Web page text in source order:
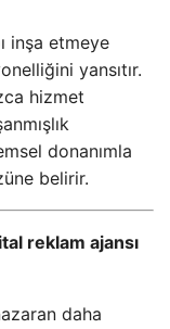
inşa etmeye
yansıtır.
hizmet
donanımla
belirir.
reklam ajansı
daha